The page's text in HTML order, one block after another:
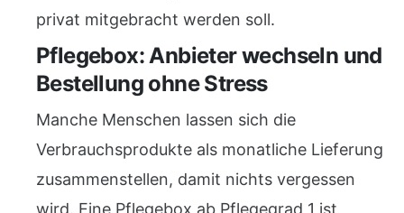
privat mitgebracht werden soll.
Pflegebox: Anbieter wechseln und
Bestellung ohne Stress
Manche Menschen lassen sich die
Verbrauchsprodukte als monatliche Lieferung
zusammenstellen, damit nichts vergessen
wird. Eine Pflegebox ab Pflegegrad 1 ist